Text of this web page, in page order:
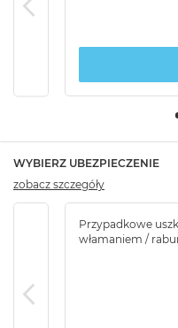
WYBIERZ UBEZPIECZENIE
Przypadkowe
włamaniem /
zobacz szczegóły